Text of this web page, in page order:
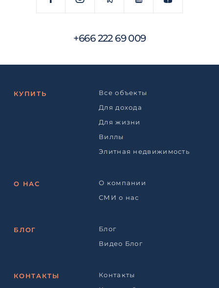
+666 222 69 009
КУПИТЬ
Все объекты
Для дохода
Для жизни
Виллы
Элитная недвижимость
О НАС
О компании
СМИ о нас
БЛОГ
Блог
Видео Блог
КОНТАКТЫ
Контакты